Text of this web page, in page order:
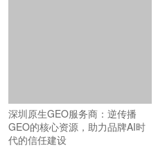
深圳原生GEO服务商：逆传播
GEO的核心资源，助力品牌AI时
代的信任建设